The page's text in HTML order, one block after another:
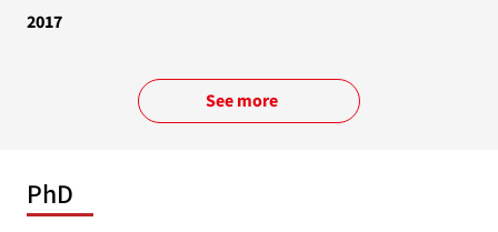
2017
See more
PhD